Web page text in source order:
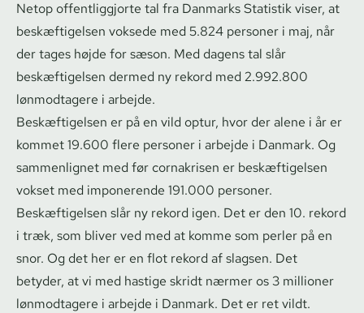
Netop of­fent­lig­gjor­te tal fra Danmarks Statistik viser, at
beskæftigelsen voksede med 5.824 personer i maj, når
der tages højde for sæson. Med dagens tal slår
beskæftigelsen dermed ny rekord med 2.992.800
lønmodtagere i arbejde.
Beskæftigelsen er på en vild optur, hvor der alene i år er
kommet 19.600 flere personer i arbejde i Danmark. Og
sammenlignet med før cornakrisen er beskæftigelsen
vokset med imponerende 191.000 personer.
Beskæftigelsen slår ny rekord igen. Det er den 10. rekord
i træk, som bliver ved med at komme som perler på en
snor. Og det her er en flot rekord af slagsen. Det
betyder, at vi med hastige skridt nærmer os 3 millioner
lønmodtagere i arbejde i Danmark. Det er ret vildt.